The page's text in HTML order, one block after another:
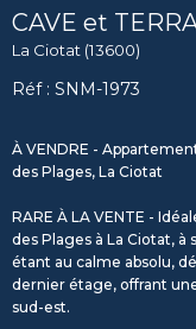
CAVE et
La Ciotat (13600)
Réf : SNM-1973
À VENDRE -
des Plages, La Ciotat
RARE À LA VENTE -
des Plages à La Ciotat,
étant au calme absolu,
dernier étage, offrant
sud-est.